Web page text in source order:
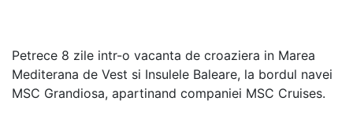
Petrece 8 zile intr-o vacanta de croaziera in Marea
Mediterana de Vest si Insulele Baleare, la bordul navei
MSC Grandiosa, apartinand companiei MSC Cruises.